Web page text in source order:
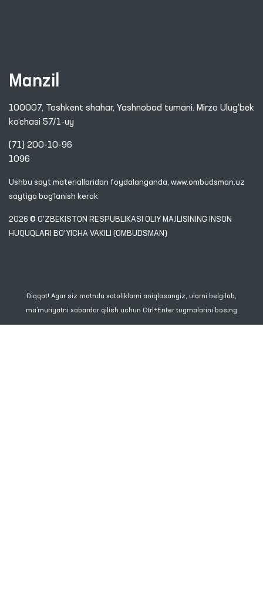
Manzil
100007, Toshkent shahar, Yashnobod tumani. Mirzo Ulug‘bek
ko‘chasi 57/1-uy
(71) 200-10-96
1096
Ushbu sayt materiallaridan foydalanganda, www.ombudsman.uz
saytiga bog'lanish kerak
2026 © O'ZBEKISTON RESPUBLIKASI OLIY MAJLISINING INSON
HUQUQLARI BO'YICHA VAKILI (OMBUDSMAN)
Diqqat! Agar siz matnda xatoliklarni aniqlasangiz, ularni belgilab,
ma’muriyatni xabardor qilish uchun Ctrl+Enter tugmalarini bosing